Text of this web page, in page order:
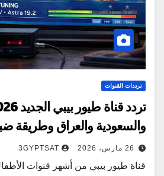
ترددات القنوات
والسعودية والعراق وطريقة
26 مارس، 2026 3GYPTSAT
قناة طيور بيبي من أشهر قنوات